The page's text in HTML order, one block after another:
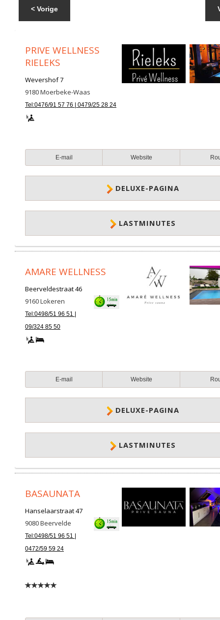
< Vorige
PRIVE WELLNESS
RIELEKS
Wevershof 7
9180Moerbeke-Waas
Tel:0476/91 57 76 | 0479/25 28 24
E-mail Website
DELUXE-PAGINA
LASTMINUTES
AMARE WELLNESS
Beerveldestraat 46
9160Lokeren
Tel:0498/51 96 51 |
09/324 85 50
E-mail Website
DELUXE-PAGINA
LASTMINUTES
BASAUNATA
Hanselaarstraat 47
9080Beervelde
Tel:0498/51 96 51 |
0472/59 59 24